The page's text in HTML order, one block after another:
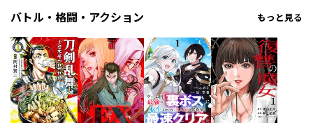
バトル・格闘・アクション もっと見る